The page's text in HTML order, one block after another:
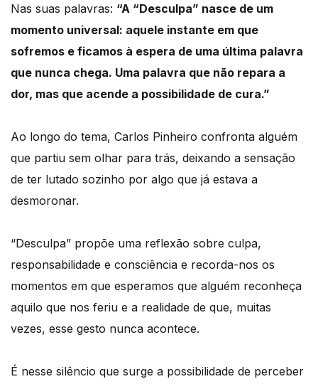
Nas suas palavras: “A “Desculpa” nasce de um
momento universal: aquele instante em que
sofremos e ficamos à espera de uma última palavra
que nunca chega. Uma palavra que não repara a
dor, mas que acende a possibilidade de cura.”
Ao longo do tema, Carlos Pinheiro confronta alguém
que partiu sem olhar para trás, deixando a sensação
de ter lutado sozinho por algo que já estava a
desmoronar.
“Desculpa” propõe uma reflexão sobre culpa,
responsabilidade e consciência e recorda-nos os
momentos em que esperamos que alguém reconheça
aquilo que nos feriu e a realidade de que, muitas
vezes, esse gesto nunca acontece.
É nesse silêncio que surge a possibilidade de perceber